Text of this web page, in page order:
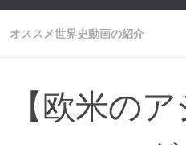
オススメ世界史動画の紹介
【欧米の